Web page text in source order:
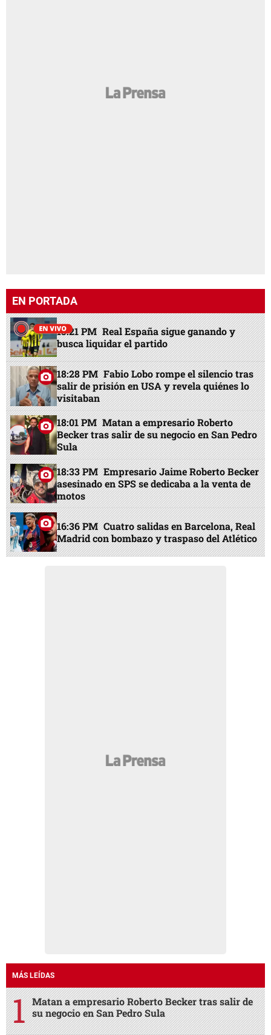
EN PORTADA
15:21 PM Real España sigue ganando y
busca liquidar el partido
18:28 PM Fabio Lobo rompe el silencio tras
salir de prisión en USA y revela quiénes lo
visitaban
18:01 PM Matan a empresario Roberto
Becker tras salir de su negocio en San Pedro
Sula
18:33 PM Empresario Jaime Roberto Becker
asesinado en SPS se dedicaba a la venta de
motos
16:36 PM Cuatro salidas en Barcelona, Real
Madrid con bombazo y traspaso del Atlético
MÁS LEÍDAS
Matan a empresario Roberto Becker tras salir de
su negocio en San Pedro Sula